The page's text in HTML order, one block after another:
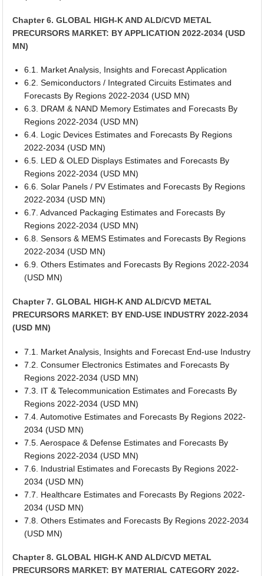
Chapter 6. GLOBAL HIGH-K AND ALD/CVD METAL
PRECURSORS MARKET: BY APPLICATION 2022-2034 (USD
MN)
6.1. Market Analysis, Insights and Forecast Application
6.2. Semiconductors / Integrated Circuits Estimates and
Forecasts By Regions 2022-2034 (USD MN)
6.3. DRAM & NAND Memory Estimates and Forecasts By
Regions 2022-2034 (USD MN)
6.4. Logic Devices Estimates and Forecasts By Regions
2022-2034 (USD MN)
6.5. LED & OLED Displays Estimates and Forecasts By
Regions 2022-2034 (USD MN)
6.6. Solar Panels / PV Estimates and Forecasts By Regions
2022-2034 (USD MN)
6.7. Advanced Packaging Estimates and Forecasts By
Regions 2022-2034 (USD MN)
6.8. Sensors & MEMS Estimates and Forecasts By Regions
2022-2034 (USD MN)
6.9. Others Estimates and Forecasts By Regions 2022-2034
(USD MN)
Chapter 7. GLOBAL HIGH-K AND ALD/CVD METAL
PRECURSORS MARKET: BY END-USE INDUSTRY 2022-2034
(USD MN)
7.1. Market Analysis, Insights and Forecast End-use Industry
7.2. Consumer Electronics Estimates and Forecasts By
Regions 2022-2034 (USD MN)
7.3. IT & Telecommunication Estimates and Forecasts By
Regions 2022-2034 (USD MN)
7.4. Automotive Estimates and Forecasts By Regions 2022-
2034 (USD MN)
7.5. Aerospace & Defense Estimates and Forecasts By
Regions 2022-2034 (USD MN)
7.6. Industrial Estimates and Forecasts By Regions 2022-
2034 (USD MN)
7.7. Healthcare Estimates and Forecasts By Regions 2022-
2034 (USD MN)
7.8. Others Estimates and Forecasts By Regions 2022-2034
(USD MN)
Chapter 8. GLOBAL HIGH-K AND ALD/CVD METAL
PRECURSORS MARKET: BY MATERIAL CATEGORY 2022-